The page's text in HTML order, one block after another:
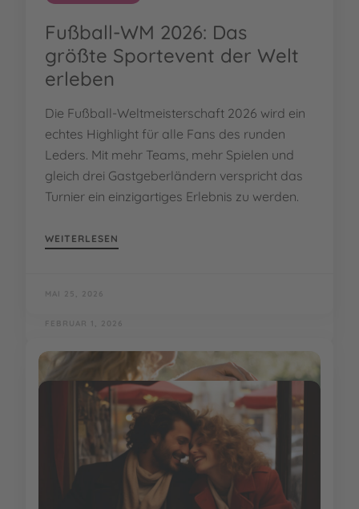
Fußball-WM 2026: Das
größte Sportevent der Welt
erleben
Die Fußball-Weltmeisterschaft 2026 wird ein
echtes Highlight für alle Fans des runden
Leders. Mit mehr Teams, mehr Spielen und
gleich drei Gastgeberländern verspricht das
Turnier ein einzigartiges Erlebnis zu werden.
WEITERLESEN
MAI 25, 2026